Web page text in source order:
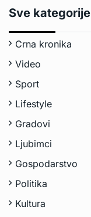
Sve kategorije
Crna kronika
Video
Sport
Lifestyle
Gradovi
Ljubimci
Gospodarstvo
Politika
Kultura